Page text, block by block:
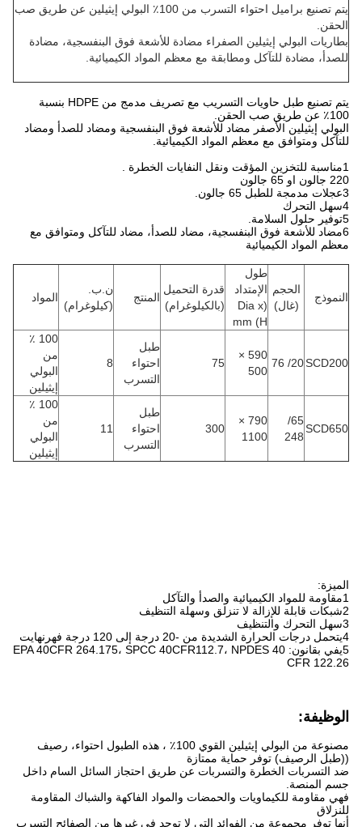
يتم تصنيع براميل احتواء التسرب من 100٪ البولي إيثيلين عن طريق صب
الحقن.
بطاريات البولي إيثيلين الصفراء مضادة للأشعة فوق البنفسجية، مضادة
للصدأ، مضادة للتآكل ومطابقة مع معظم المواد الكيميائية.
يتم تصنيع طبل حاويات التسريب مع تصريف مدمج من HDPE بنسبة
100٪ عن طريق صب الحقن.
البولي إيثيلين الأصفر مضاد للأشعة فوق البنفسجية ومضاد للصدأ ومضاد
للتآكل ومتوافق مع معظم المواد الكيميائية.
220 جالون او 65 جالون
4سهل التحرك
5توفير حلول السلامة.
6مضاد للأشعة فوق البنفسجية، مضاد للصدأ، مضاد للتآكل ومتوافق مع
معظم المواد الكيميائية
النموذج
الحجم
(غال)
طول
الإمتداد
(Dia x
H) mm
قدرة التحميل
(بالكيلوغرام)
المنتج
ن.ب.
(كيلوغرام)
المواد
SCD200
20/ 76
590 ×
500
75
طبل
احتواء
التسرب
100 ٪
من
البولي
إيثيلين
SCD650
65/
248
790 ×
1100
300
طبل
احتواء
التسرب
11
100 ٪
من
البولي
إيثيلين
الميزة:
4يتحمل درجات الحرارة الشديدة من -20 درجة إلى 120 درجة فهرنهايت
5يفي بقانون: EPA 40CFR 264.175، SPCC 40CFR112.7، NPDES 40
CFR 122.26
الوظيفة:
مصنوعة من البولي إيثيلين القوي 100٪ ، هذه الطبول احتواء، رصيف
((طبل الرصيف) توفر حماية ممتازة
ضد التسربات الخطرة والتسربات عن طريق احتجاز السائل السام داخل
جسم المنصة.
فهي مقاومة للكيماويات والحمضات والمواد الفاكهة والشباك المقاومة
للنزلاق
أنها توفر مجموعة من الفوائد التي لا توجد في غيرها من الصفائح التسرب